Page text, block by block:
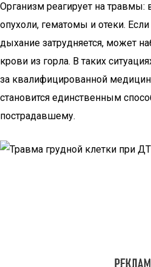
Организм реагирует на
опухоли, гематомы и отеки.
дыхание затрудняется, может
крови из горла. В таких
за квалифицированной
становится единственным
пострадавшему.